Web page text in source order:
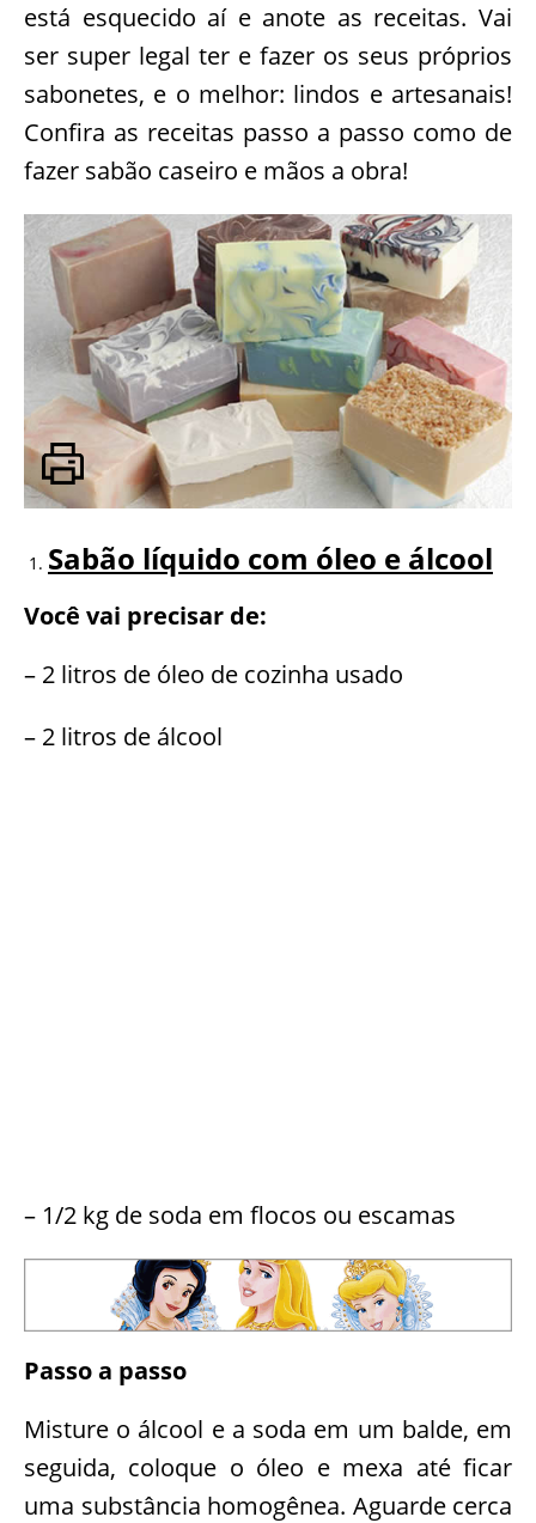
está esquecido aí e anote as receitas. Vai
ser super legal ter e fazer os seus próprios
sabonetes, e o melhor: lindos e artesanais!
Confira as receitas passo a passo como de
fazer sabão caseiro e mãos a obra!
Sabão líquido com óleo e álcool
Você vai precisar de:
– 2 litros de óleo de cozinha usado
– 2 litros de álcool
– 1/2 kg de soda em flocos ou escamas
Passo a passo
Misture o álcool e a soda em um balde, em
seguida, coloque o óleo e mexa até ficar
uma substância homogênea. Aguarde cerca